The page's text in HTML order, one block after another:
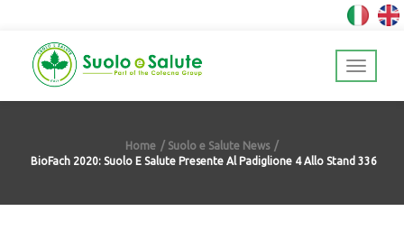
Home
Suolo e Salute News
BioFach 2020: Suolo E Salute Presente Al Padiglione 4 Allo Stand 336